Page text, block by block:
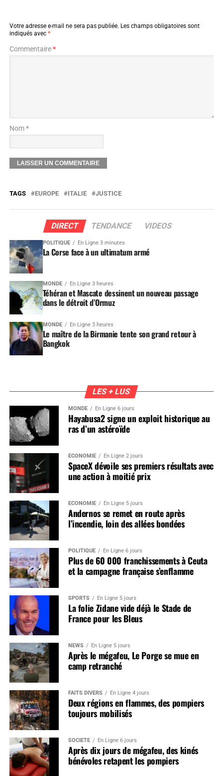
Votre adresse e-mail ne sera pas publiée. Les champs obligatoires sont
indiqués avec *
Commentaire*
Nom *
TAGS EUROPE ITALIE JUSTICE
DIRECT TENDANCE VIDEOS
POLITIQUE En Ligne 3 minutes
La Corse face à un ultimatum armé
MONDE En Ligne 3 heures
Téhéran et Mascate dessinent un nouveau passage
dans le détroit d’Ormuz
MONDE En Ligne 3 heures
Le maître de la Birmanie tente son grand retour à
Bangkok
LES + LUS
MONDE En Ligne 6 jours
Hayabusa2 signe un exploit historique au
ras d’un astéroïde
ÉCONOMIE En Ligne 2 jours
SpaceX dévoile ses premiers résultats avec
une action à moitié prix
ÉCONOMIE En Ligne 5 jours
Andernos se remet en route après
l’incendie, loin des allées bondées
POLITIQUE En Ligne 6 jours
Plus de 60 000 franchissements à Ceuta
et la campagne française s’enflamme
SPORTS En Ligne 5 jours
La folie Zidane vide déjà le Stade de
France pour les Bleus
NEWS En Ligne 5 jours
Après le mégafeu, Le Porge se mue en
camp retranché
FAITS DIVERS En Ligne 4 jours
Deux régions en flammes, des pompiers
toujours mobilisés
SOCIÉTÉ En Ligne 6 jours
Après dix jours de mégafeu, des kinés
bénévoles retapent les pompiers